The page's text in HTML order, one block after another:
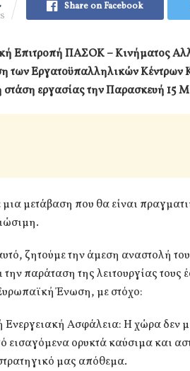
Share on Facebook
Επιτροπή ΠΑΣΟΚ – Κινήματος
των Εργατοϋπαλληλικών
στάση εργασίας την Παρασκευή 15
μια μετάβαση που θα είναι
ζητούμε την άμεση αναστολή
παράταση της λειτουργίας τους
Ένωση, με στόχο:
Ενεργειακή Ασφάλεια: Η χώρα δεν
εισαγόμενα ορυκτά καύσιμα και
μας απόθεμα.